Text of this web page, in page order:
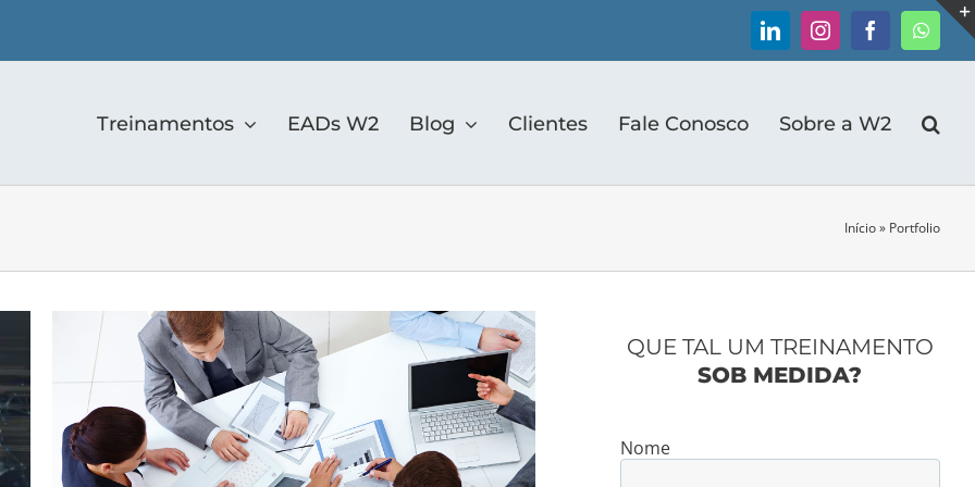
LinkedInInstagramFacebook
Treinamentos EADs W2 Blog Clientes Fale Conosco Sobre a W2
Início» Portfolio
QUE TAL UM TREINAMENTO
SOB MEDIDA?
Nome